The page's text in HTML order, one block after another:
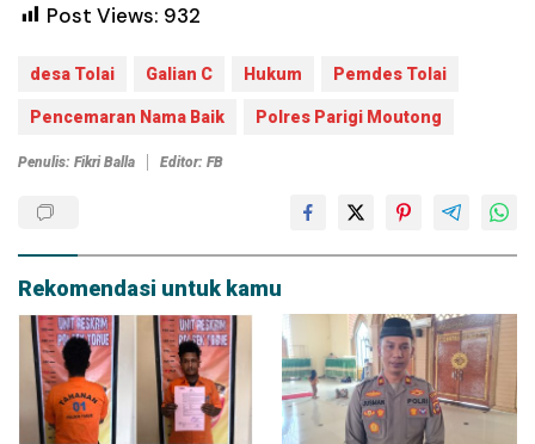
Post Views: 932
desa Tolai Galian C Hukum Pemdes Tolai
Pencemaran Nama Baik Polres Parigi Moutong
Penulis: Fikri Balla Editor: FB
Rekomendasi untuk kamu